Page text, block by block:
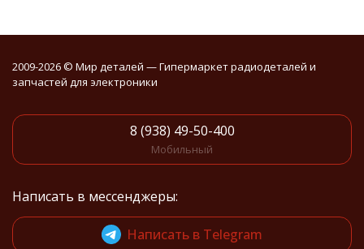
2009-2026 © Мир деталей — Гипермаркет радиодеталей и
запчастей для электроники
8 (938) 49-50-400
Мобильный
Написать в мессенджеры:
Написать в Telegram